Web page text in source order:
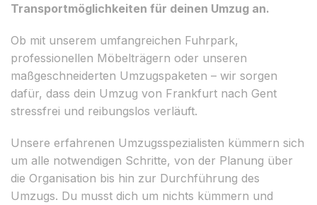
Transportmöglichkeiten für deinen Umzug an.
Ob mit unserem umfangreichen Fuhrpark,
professionellen Möbelträgern oder unseren
maßgeschneiderten Umzugspaketen – wir sorgen
dafür, dass dein Umzug von Frankfurt nach Gent
stressfrei und reibungslos verläuft.
Unsere erfahrenen Umzugsspezialisten kümmern sich
um alle notwendigen Schritte, von der Planung über
die Organisation bis hin zur Durchführung des
Umzugs. Du musst dich um nichts kümmern und